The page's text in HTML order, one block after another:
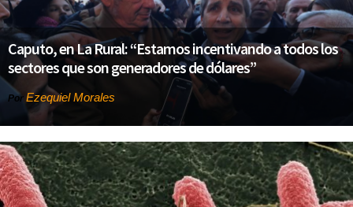
Caputo, en La Rural: “Estamos incentivando a todos los
sectores que son generadores de dólares”
Por Ezequiel Morales